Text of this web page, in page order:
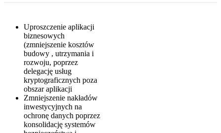
Uproszczenie aplikacji
biznesowych
(zmniejszenie kosztów
budowy , utrzymania i
rozwoju, poprzez
delegację usług
kryptograficznych poza
obszar aplikacji
Zmniejszenie nakładów
inwestycyjnych na
ochronę danych poprzez
konsolidację systemów